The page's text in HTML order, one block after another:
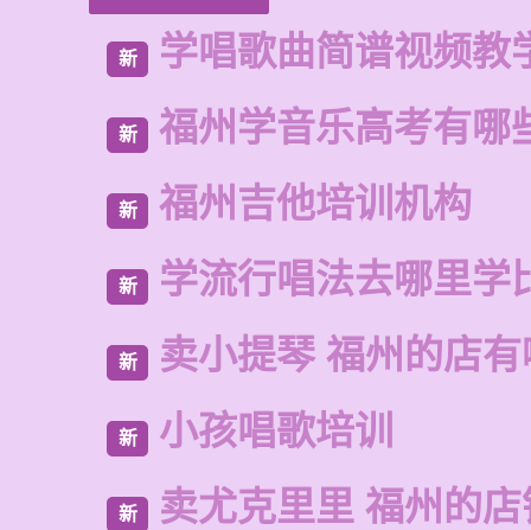
新 学唱歌曲简谱视频教
新 福州学音乐高考有哪
新 福州吉他培训机构
新 学流行唱法去哪里学
新 卖小提琴 福州的店
新 小孩唱歌培训
新 卖尤克里里 福州的